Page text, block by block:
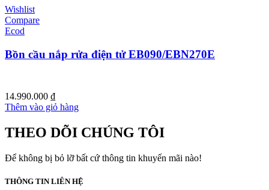
Wishlist
Compare
Ecod
Bồn cầu nắp rửa điện tử EB090/EBN270E
14.990.000 ₫
Thêm vào giỏ hàng
THEO DÕI CHÚNG TÔI
Để không bị bỏ lỡ bất cứ thông tin khuyến mãi nào!
THÔNG TIN LIÊN HỆ